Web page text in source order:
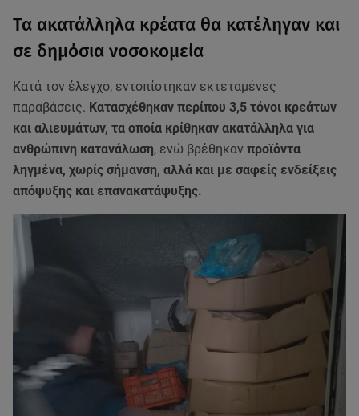
Τα ακατάλληλα κρέατα θα κατέληγαν και
σε δημόσια νοσοκομεία
Κατά τον έλεγχο, εντοπίστηκαν εκτεταμένες
παραβάσεις. Κατασχέθηκαν περίπου 3,5 τόνοι κρεάτων
και αλιευμάτων, τα οποία κρίθηκαν ακατάλληλα για
ανθρώπινη κατανάλωση, ενώ βρέθηκαν προϊόντα
ληγμένα, χωρίς σήμανση, αλλά και με σαφείς ενδείξεις
απόψυξης και επανακατάψυξης.